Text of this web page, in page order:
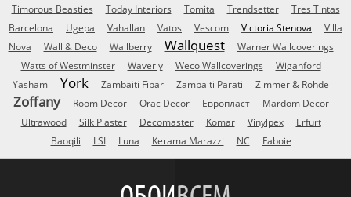
Timorous Beasties
Today Interiors Tomita Trendsetter
Tres Tintas
Barcelona
Ugepa Vahallan Vatos Vescom Victoria Stenova
Villa
Nova
Wall & Deco Wallberry Wallquest
Warner Wallcoverings
Watts of Westminster
Waverly Weco Wallcoverings
Wiganford
Yasham
York Zambaiti Fipar Zambaiti Parati Zimmer & Rohde
Zoffany Room Decor Orac Decor Европласт
Mardom Decor
Ultrawood
Silk Plaster Decomaster Komar Vinylpex
Erfurt
Baoqili
LSI Luna Kerama Marazzi NC Faboie